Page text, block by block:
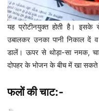
यह प्रोटीनयुक्त होती है।
उबालकर उनका पानी निकाल दें व
डालें। ऊपर से थोड़ा-सा नमक,
दोपहर के भोजन के बीच में खा सकते
फलों की चाट:-